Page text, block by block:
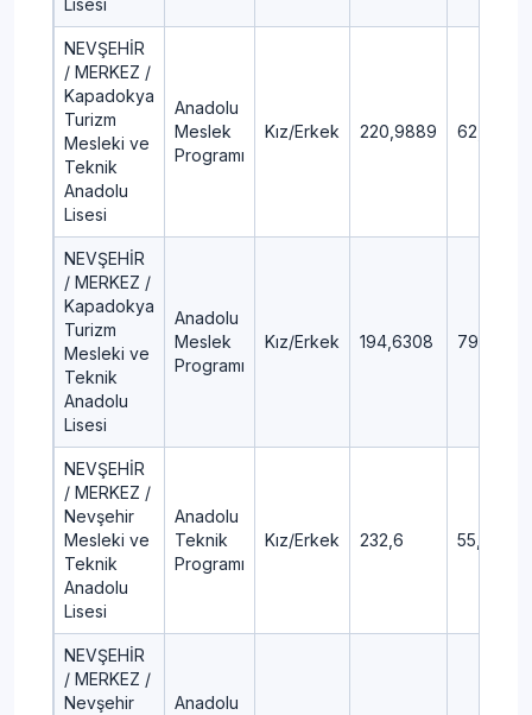
Lisesi
NEVŞEHİR
/ MERKEZ /
Kapadokya
Turizm
Mesleki ve
Teknik
Anadolu
Lisesi
Anadolu
Meslek
Programı
Kız/Erkek 220,9889 62,29
NEVŞEHİR
/ MERKEZ /
Kapadokya
Turizm
Mesleki ve
Teknik
Anadolu
Lisesi
Anadolu
Meslek
Programı
Kız/Erkek 194,6308 79,54
NEVŞEHİR
/ MERKEZ /
Nevşehir
Mesleki ve
Teknik
Anadolu
Lisesi
Anadolu
Teknik
Programı
Kız/Erkek 232,6 55,07
NEVŞEHİR
/ MERKEZ /
Nevşehir
Anadolu